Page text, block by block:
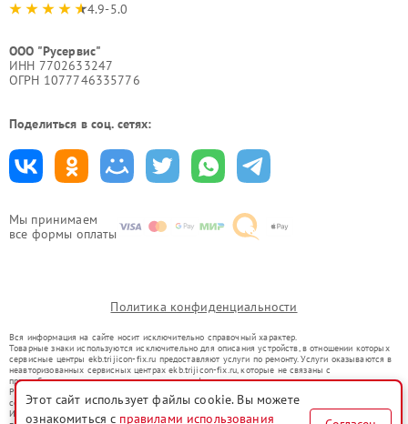
Мы принимаем
все формы оплаты
4.9-5.0
ООО "Русервис"
ИНН 7702633247
ОГРН 1077746335776
Поделиться в соц. сетях:
Политика конфиденциальности
Вся информация на сайте носит исключительно справочный характер.
Товарные знаки используются исключительно для описания устройств, в отношении которых
сервисные центры ekb.trijicon-fix.ru предоставляют услуги по ремонту. Услуги оказываются в
неавторизованных сервисных центрах ekb.trijicon-fix.ru, которые не связаны с
правообладателями товарных знаков или их официальными представителями.
Ремонт осуществляется для устройств, уже введенных в гражданский оборот в соответствии
со статьей 1487 ГК РФ.
Использование товарных знаков не преследует цели индивидуализации услуг или введения
Этот сайт использует файлы cookie. Вы можете
ознакомиться с правилами использования